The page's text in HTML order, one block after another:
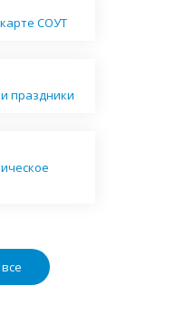
СОУТ
праздники